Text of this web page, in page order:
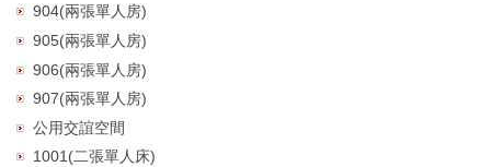
904(兩張單人房)
905(兩張單人房)
906(兩張單人房)
907(兩張單人房)
公用交誼空間
1001(二張單人床)